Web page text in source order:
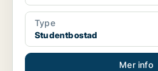
Type
Studentbostad
Mer info